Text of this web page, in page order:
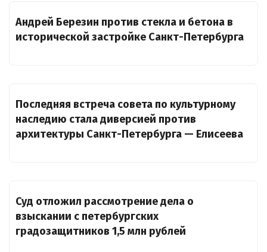
Андрей Березин против стекла и бетона в
исторической застройке Санкт-Петербурга
Последняя встреча совета по культурному
наследию стала диверсией против
архитектуры Санкт-Петербурга — Елисеева
Суд отложил рассмотрение дела о
взыскании с петербургских
градозащитников 1,5 млн рублей